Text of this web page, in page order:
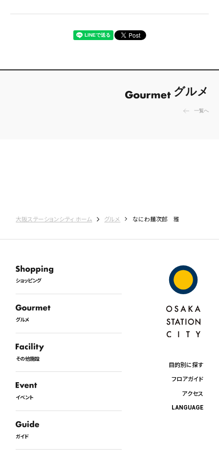
グルメ
一覧へ
大阪ステーションシティ ホーム グルメ なにわ麺次郎 雅
ショッピング
グルメ
その他施設
イベント
ガイド
目的別に探す
フロアガイド
アクセス
LANGUAGE